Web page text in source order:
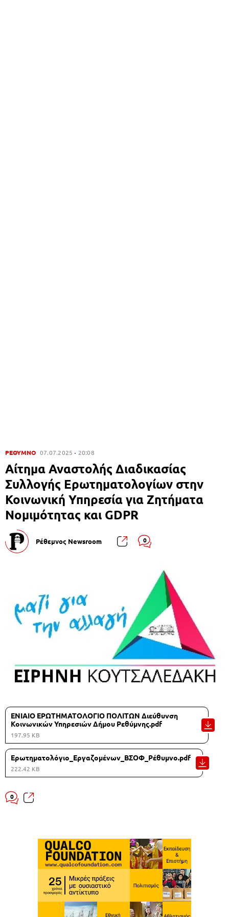
ΡΕΘΥΜΝΟ 07.07.2025 20:08
Αίτημα Αναστολής Διαδικασίας
Συλλογής Ερωτηματολογίων στην
Κοινωνική Υπηρεσία για Ζητήματα
Νομιμότητας και GDPR
Ρέθεμνος Newsroom 0
ΕΝΙΑΙΟ ΕΡΩΤΗΜΑΤΟΛΟΓΙΟ ΠΟΛΙΤΩΝ Διεύθυνση
Κοινωνικών Υπηρεσιών Δήμου Ρεθύμνης.pdf
197.95 KB
Ερωτηματολόγιο_Εργαζομένων_ΒΣΟΦ_Ρέθυμνο.pdf
222.42 KB
0